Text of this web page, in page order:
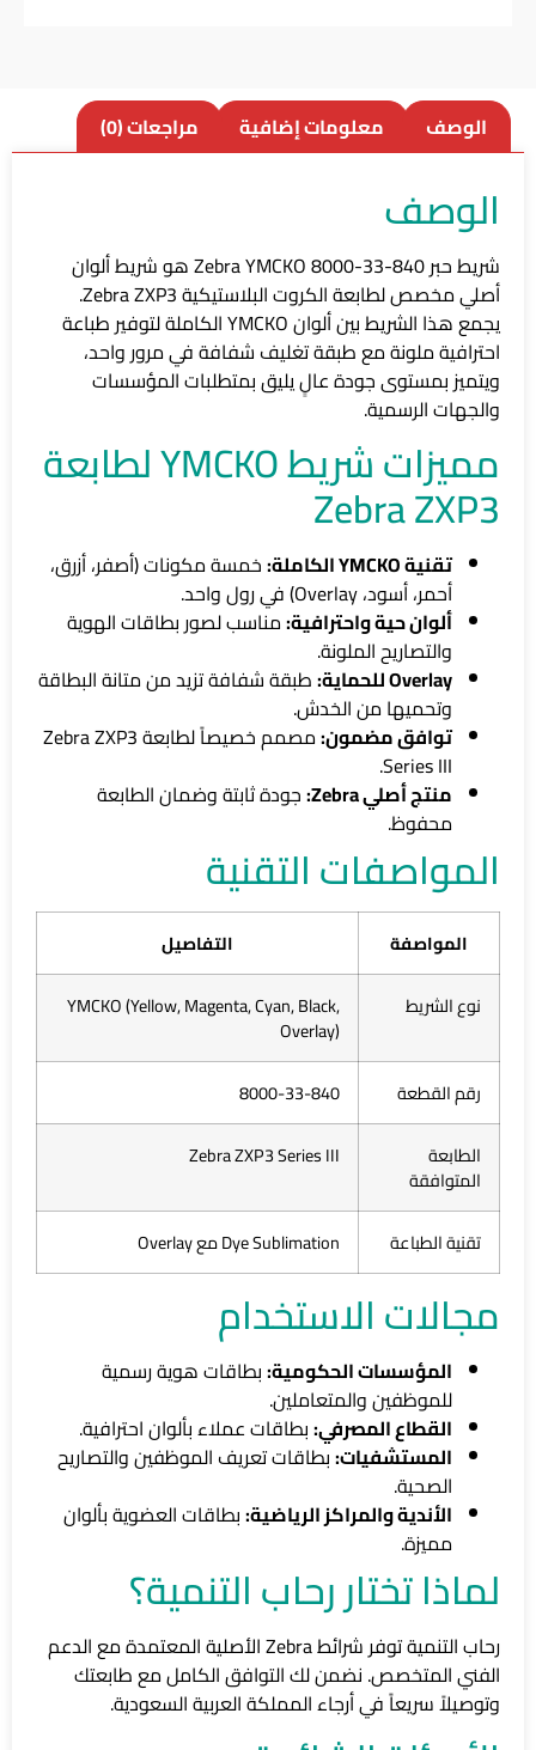
الوصف معلومات إضافية مراجعات (0)
الوصف
شريط حبر Zebra YMCKO 8000-33-840 هو شريط ألوان
أصلي مخصص لطابعة الكروت البلاستيكية Zebra ZXP3.
يجمع هذا الشريط بين ألوان YMCKO الكاملة لتوفير طباعة
احترافية ملونة مع طبقة تغليف شفافة في مرور واحد،
ويتميز بمستوى جودة عالٍ يليق بمتطلبات المؤسسات
والجهات الرسمية.
مميزات شريط YMCKO لطابعة
Zebra ZXP3
تقنية YMCKO الكاملة:
خمسة مكونات (أصفر، أزرق،
أحمر، أسود، Overlay) في رول واحد.
ألوان حية واحترافية:مناسب لصور بطاقات الهوية
والتصاريح الملونة.
Overlay للحماية:
طبقة شفافة تزيد من متانة البطاقة
وتحميها من الخدش.
توافق مضمون:
مصمم خصيصاً لطابعة Zebra ZXP3
Series III.
منتج أصلي Zebra:
جودة ثابتة وضمان الطابعة
محفوظ.
المواصفات التقنية
المواصفة
التفاصيل
نوع الشريط
YMCKO (Yellow, Magenta, Cyan, Black,
Overlay)
رقم القطعة
8000-33-840
الطابعة
المتوافقة
Zebra ZXP3 Series III
تقنية الطباعة Dye Sublimation مع Overlay
مجالات الاستخدام
المؤسسات الحكومية:بطاقات هوية رسمية
للموظفين والمتعاملين.
القطاع المصرفي:بطاقات عملاء بألوان احترافية.
المستشفيات:بطاقات تعريف الموظفين والتصاريح
الصحية.
الأندية والمراكز الرياضية:بطاقات العضوية بألوان
مميزة.
لماذا تختار رحاب التنمية؟
رحاب التنمية توفر شرائط Zebra الأصلية المعتمدة مع الدعم
الفني المتخصص. نضمن لك التوافق الكامل مع طابعتك
وتوصيلاً سريعاً في أرجاء المملكة العربية السعودية.